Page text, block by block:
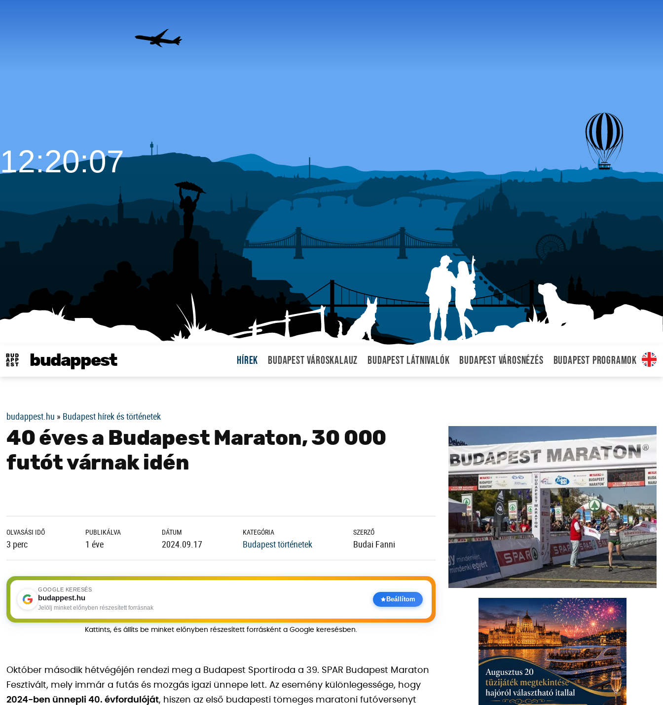
budappest Hírek Budapest városkalauz Budapest látnivalók Budapest városnézés Budapest programok
12:20:08
budappest.hu » Budapest hírek és történetek
40 éves a Budapest Maraton, 30 000
futót várnak idén
OLVASÁSI IDŐ
3 perc
PUBLIKÁLVA
1 éve
DÁTUM
2024.09.17
KATEGÓRIA
Budapest történetek
SZERZŐ
Budai Fanni
GOOGLE KERESÉS
budappest.hu
Jelölj minket előnyben részesített forrásnak
Beállítom
Kattints, és állíts be minket előnyben részesített forrásként a Google keresésben.
Október második hétvégéjén rendezi meg a Budapest Sportiroda a 39. SPAR Budapest Maraton
Fesztivált, mely immár a futás és mozgás igazi ünnepe lett. Az esemény különlegessége, hogy
2024-ben ünnepli 40. évfordulóját, hiszen az első budapesti tömeges maratoni futóversenyt